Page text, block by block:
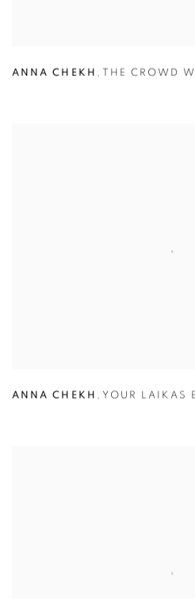
ANNA CHEKH , THE CROWD
ANNA CHEKH , YOUR LAIKAS